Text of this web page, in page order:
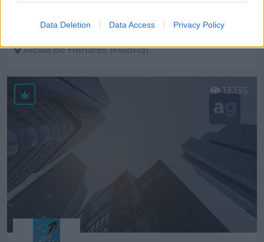
Data Deletion Data Access Privacy Policy
Alcalá de Henares (Madrid)
13.135